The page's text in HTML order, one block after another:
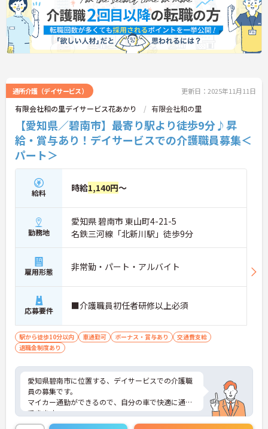
通所介護（デイサービス） 更新日：2025年11月11日
有限会社和の里デイサービス花あかり 有限会社和の里
【愛知県／碧南市】最寄り駅より徒歩9分♪昇
給・賞与あり！デイサービスでの介護職員募集＜
パート＞
給料 時給1,140円～
勤務地
愛知県 碧南市 東山町4-21-5
名鉄三河線「北新川駅」徒歩9分
雇用形態 非常勤・パート・アルバイト
応募要件 ■介護職員初任者研修以上必須
駅から徒歩10分以内 車通勤可 ボーナス・賞与あり
交通費支給
退職金制度あり
愛知県碧南市に位置する、デイサービスでの介護職
員の募集です。
マイカー通勤ができるので、自分の車で快適に通勤
できます。
また公共交通機関をご利用の方も、最寄り駅より徒